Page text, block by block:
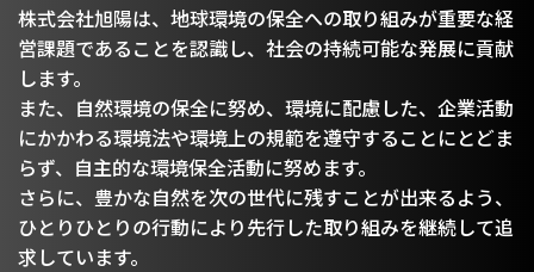
株式会社旭陽は、地球環境の保全への取り組みが重要な経
営課題であることを認識し、社会の持続可能な発展に貢献
します。
また、自然環境の保全に努め、環境に配慮した、企業活動
にかかわる環境法や環境上の規範を遵守することにとどま
らず、自主的な環境保全活動に努めます。
さらに、豊かな自然を次の世代に残すことが出来るよう、
ひとりひとりの行動により先行した取り組みを継続して追
求しています。